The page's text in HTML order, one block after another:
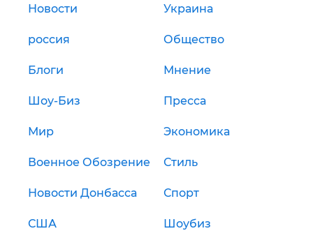
Новости Украина
россия Общество
Блоги Мнение
Шоу-Биз Пресса
Мир Экономика
Военное Обозрение Стиль
Новости Донбасса Спорт
США Шоубиз